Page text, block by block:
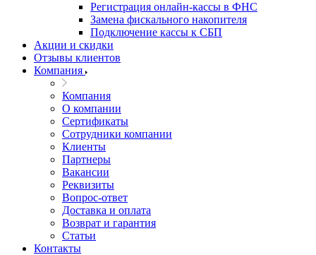
Регистрация онлайн-кассы в ФНС
Замена фискального накопителя
Подключение кассы к СБП
Акции и скидки
Отзывы клиентов
Компания
Компания
О компании
Сертификаты
Сотрудники компании
Клиенты
Партнеры
Вакансии
Реквизиты
Вопрос-ответ
Доставка и оплата
Возврат и гарантия
Статьи
Контакты